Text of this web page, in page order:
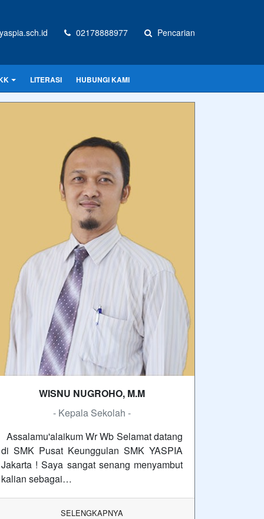
02178888977 Pencarian
LITERASI HUBUNGI KAMI
WISNU NUGROHO, M.M
- Kepala Sekolah -
Assalamu'alaikum Wr Wb Selamat datang
di SMK Pusat Keunggulan SMK YASPIA
Jakarta ! Saya sangat senang menyambut
kalian sebagai…
SELENGKAPNYA